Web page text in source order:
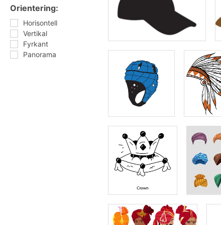
Orientering:
Horisontell
Vertikal
Fyrkant
Panorama